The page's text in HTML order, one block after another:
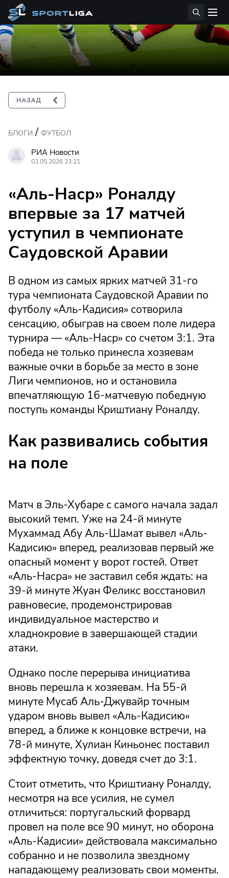
БЛОГИ / ФУТБОЛ
РИА Новости
03.05.2026 23:21
«Аль-Наср» Роналду
впервые за 17 матчей
уступил в чемпионате
Саудовской Аравии
В одном из самых ярких матчей 31-го
тура чемпионата Саудовской Аравии по
футболу «Аль-Кадисия» сотворила
сенсацию, обыграв на своем поле лидера
турнира — «Аль-Наср» со счетом 3:1. Эта
победа не только принесла хозяевам
важные очки в борьбе за место в зоне
Лиги чемпионов, но и остановила
впечатляющую 16-матчевую победную
поступь команды Криштиану Роналду.
Как развивались события
на поле
Матч в Эль-Хубаре с самого начала задал
высокий темп. Уже на 24-й минуте
Мухаммад Абу Аль-Шамат вывел «Аль-
Кадисию» вперед, реализовав первый же
опасный момент у ворот гостей. Ответ
«Аль-Насра» не заставил себя ждать: на
39-й минуте Жуан Феликс восстановил
равновесие, продемонстрировав
индивидуальное мастерство и
хладнокровие в завершающей стадии
атаки.
Однако после перерыва инициатива
вновь перешла к хозяевам. На 55-й
минуте Мусаб Аль-Джувайр точным
ударом вновь вывел «Аль-Кадисию»
вперед, а ближе к концовке встречи, на
78-й минуте, Хулиан Киньонес поставил
эффектную точку, доведя счет до 3:1.
Стоит отметить, что Криштиану Роналду,
несмотря на все усилия, не сумел
отличиться: португальский форвард
провел на поле все 90 минут, но оборона
«Аль-Кадисии» действовала максимально
собранно и не позволила звездному
нападающему реализовать свои моменты.